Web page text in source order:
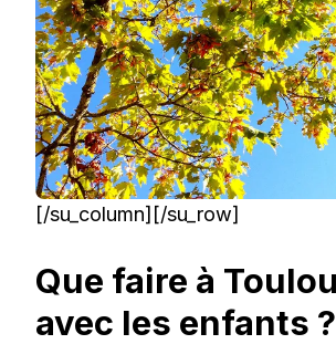
[/su_column][/su_row]
Que faire à
avec les enfants ?